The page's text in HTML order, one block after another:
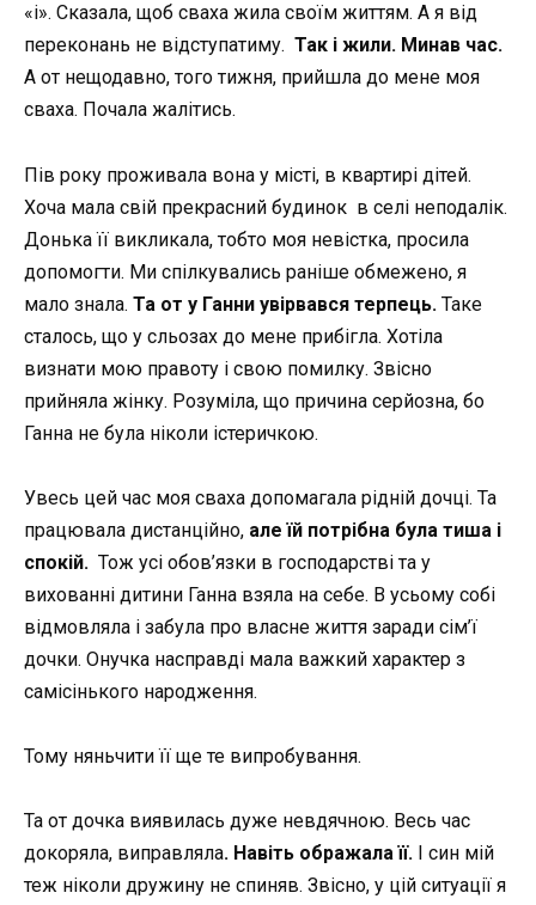
«і». Сказала, щоб сваха жила своїм життям. А я від
переконань не відступатиму. Так і жили. Минав час.
А от нещодавно, того тижня, прийшла до мене моя
сваха. Почала жалітись.
Пів року проживала вона у місті, в квартирі дітей.
Хоча мала свій прекрасний будинок в селі неподалік.
Донька її викликала, тобто моя невістка, просила
допомогти. Ми спілкувались раніше обмежено, я
мало знала. Та от у Ганни увірвався терпець. Таке
сталось, що у сльозах до мене прибігла. Хотіла
визнати мою правоту і свою помилку. Звісно
прийняла жінку. Розуміла, що причина серйозна, бо
Ганна не була ніколи істеричкою.
Увесь цей час моя сваха допомагала рідній дочці. Та
працювала дистанційно, але їй потрібна була тиша і
спокій. Тож усі обов’язки в господарстві та у
вихованні дитини Ганна взяла на себе. В усьому собі
відмовляла і забула про власне життя заради сім’ї
дочки. Онучка насправді мала важкий характер з
самісінького народження.
Тому няньчити її ще те випробування.
Та от дочка виявилась дуже невдячною. Весь час
докоряла, виправляла. Навіть ображала її. І син мій
теж ніколи дружину не спиняв. Звісно, у цій ситуації я